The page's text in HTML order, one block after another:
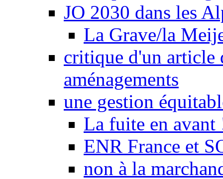
JO 2030 dans les
La Grave/la
critique d'un article
aménagements
une gestion
La fuite en avant
ENR France et
non à la